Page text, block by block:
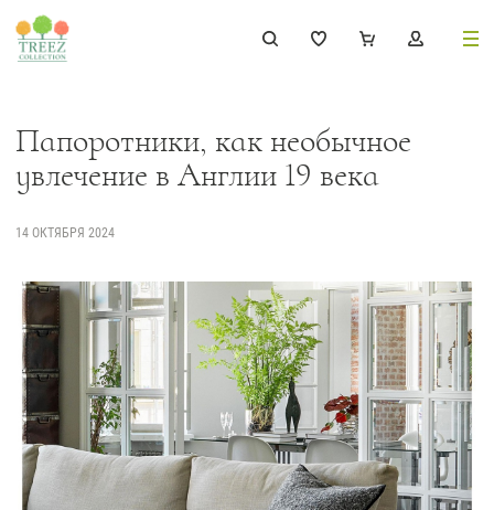
Каталог
Деревья 239
Растения, кусты, мох и трава 221
Ампельные растения
Кашпо 256
Дизайнерские композиции 17
Папоротники, как необычное
увлечение в Англии 19 века
14 ОКТЯБРЯ 2024